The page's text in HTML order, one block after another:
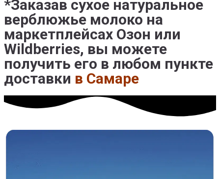
*Заказав сухое натуральное
верблюжье молоко на
маркетплейсах Озон или
Wildberries, вы можете
получить его в любом пункте
доставки в Самаре